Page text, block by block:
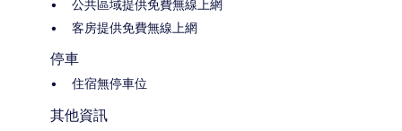
公共區域提供免費無線上網
客房提供免費無線上網
停車
住宿無停車位
其他資訊